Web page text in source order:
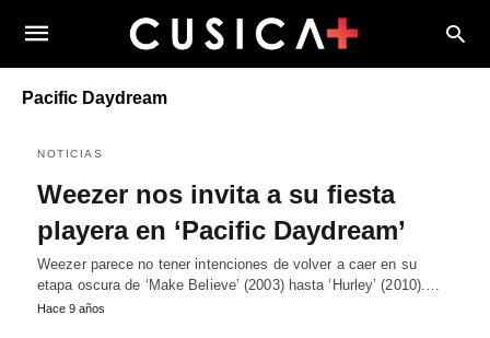
Pacific Daydream
NOTICIAS
Weezer nos invita a su fiesta
playera en ‘Pacific Daydream’
Weezer parece no tener intenciones de volver a caer en su
etapa oscura de ‘Make Believe’ (2003) hasta ‘Hurley’ (2010).…
Hace 9 años